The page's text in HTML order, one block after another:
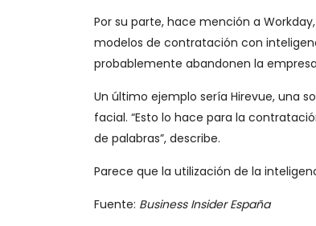
Por su parte, hace mención a
modelos de contratación con
probablemente abandonen la
Un último ejemplo sería Hirevue, una
facial. “Esto lo hace para la
de palabras”, describe.
Parece que la utilización de la
Fuente: Business Insider España